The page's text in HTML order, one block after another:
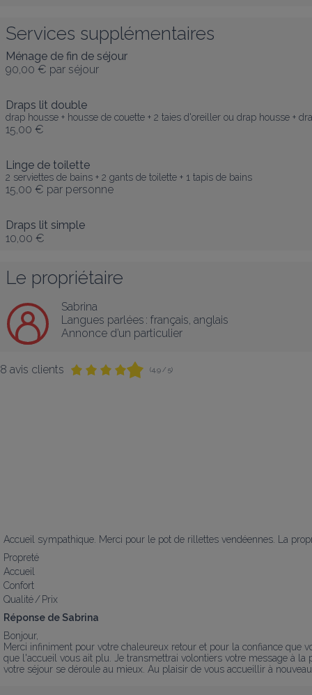
Services supplémentaires
Ménage de fin de séjour
90,00 € par séjour
Draps lit double
drap housse + housse de couette + 2 taies d'oreiller ou drap housse +
15,00 €
Linge de toilette
2 serviettes de bains + 2 gants de toilette + 1 tapis de bains
15,00 € par personne
Draps lit simple
10,00 €
Le propriétaire
Sabrina
Langues parlées : français, anglais
Annonce d’un particulier
8 avis clients (4,9 / 5)
Accueil sympathique. Merci pour le pot de rillettes vendéennes. La
Propreté
Accueil
Confort
Qualité / Prix
Réponse de Sabrina
Bonjour,
Merci infiniment pour votre chaleureux retour et pour la confiance que
que l'accueil vous ait plu. Je transmettrai volontiers votre message à
votre séjour se déroule au mieux. Au plaisir de vous accueillir à